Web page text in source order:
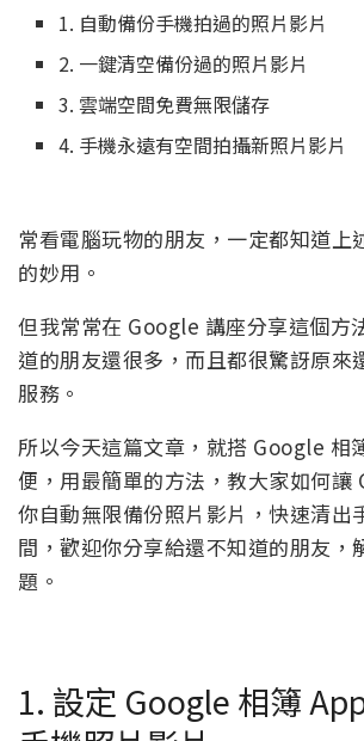
1. 自動備份手機拍過的照片影片
2. 一鍵清空備份過的照片影片
3. 雲端空間免費無限儲存
4. 手機永遠有空間拍攝新照片影片
常看電腦玩物的朋友，一定都知道上
的妙用。
但我常常在 Google 講座分享這個方
道的朋友還很多，而且都很驚訝原來
服務。
所以今天這篇文章，就搭 Google 相
便，用最簡單的方法，教大家如何讓
你自動無限備份照片影片，快速清出
間，歡迎你分享給還不知道的朋友，
題。
1. 設定 Google 相簿